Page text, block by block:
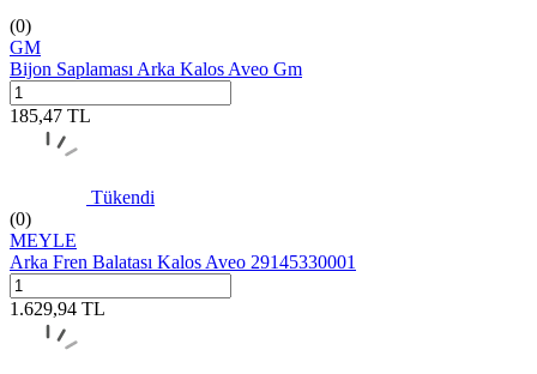
(0)
GM
Bijon Saplaması Arka Kalos Aveo Gm
185,47 TL
Tükendi
(0)
MEYLE
Arka Fren Balatası Kalos Aveo 29145330001
1.629,94 TL